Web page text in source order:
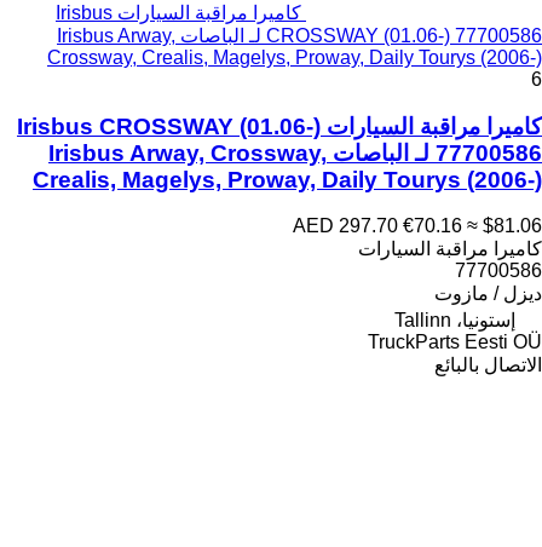
كاميرا مراقبة السيارات Irisbus
CROSSWAY (01.06-) 77700586 لـ الباصات Irisbus Arway,
Crossway, Crealis, Magelys, Proway, Daily Tourys (2006-)
6
كاميرا مراقبة السيارات Irisbus CROSSWAY (01.06-)
77700586 لـ الباصات Irisbus Arway, Crossway,
Crealis, Magelys, Proway, Daily Tourys (2006-)
AED 297.70 €70.16 ≈ $81.06
كاميرا مراقبة السيارات
77700586
ديزل / مازوت
إستونيا، Tallinn
TruckParts Eesti OÜ
الاتصال بالبائع